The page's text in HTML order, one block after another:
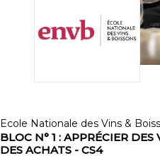
Ecole Nationale des Vins &
BLOC N° 1 : APPRÉCIER
DES ACHATS - CS4